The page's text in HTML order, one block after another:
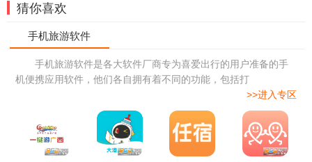
猜你喜欢
手机旅游软件是各大软件厂商专为喜爱出行的用户准备的手
机便携应用软件，他们各自拥有着不同的功能，包括打
>>进入专区